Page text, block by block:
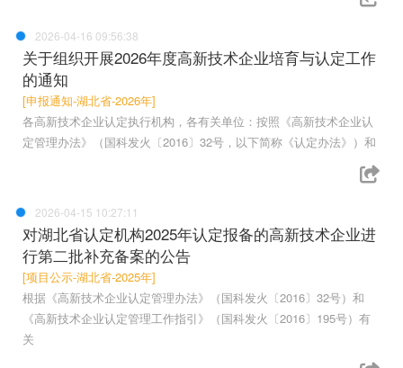
2026-04-16 09:56:38
关于组织开展2026年度高新技术企业培育与认定工作
的通知
[申报通知-湖北省-2026年]
各高新技术企业认定执行机构，各有关单位：按照《高新技术企业认
定管理办法》（国科发火〔2016〕32号，以下简称《认定办法》）和
2026-04-15 10:27:11
对湖北省认定机构2025年认定报备的高新技术企业进
行第二批补充备案的公告
[项目公示-湖北省-2025年]
根据《高新技术企业认定管理办法》（国科发火〔2016〕32号）和
《高新技术企业认定管理工作指引》（国科发火〔2016〕195号）有
关